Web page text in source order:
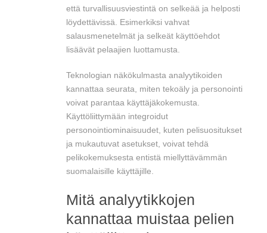
että turvallisuusviestintä on selkeää ja helposti
löydettävissä. Esimerkiksi vahvat
salausmenetelmät ja selkeät käyttöehdot
lisäävät pelaajien luottamusta.
Teknologian näkökulmasta analyytikoiden
kannattaa seurata, miten tekoäly ja personointi
voivat parantaa käyttäjäkokemusta.
Käyttöliittymään integroidut
personointiominaisuudet, kuten pelisuositukset
ja mukautuvat asetukset, voivat tehdä
pelikokemuksesta entistä miellyttävämmän
suomalaisille käyttäjille.
Mitä analyytikkojen
kannattaa muistaa pelien